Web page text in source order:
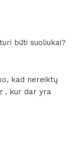
būti suoliukai?
kad nereiktų
, kur dar yra